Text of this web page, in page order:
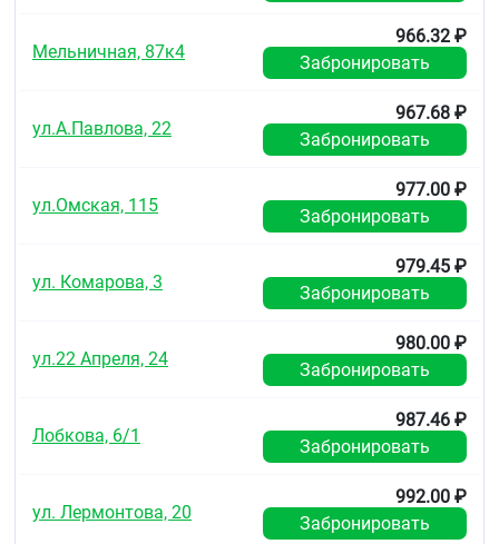
Мельничная, 87к4
966.32 ₽
Забронировать
ул.А.Павлова, 22
967.68 ₽
Забронировать
ул.Омская, 115
977.00 ₽
Забронировать
ул. Комарова, 3
979.45 ₽
Забронировать
ул.22 Апреля, 24
980.00 ₽
Забронировать
Лобкова, 6/1
987.46 ₽
Забронировать
ул. Лермонтова, 20
992.00 ₽
Забронировать